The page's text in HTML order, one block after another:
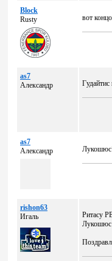
Block
Rusty
вот
as7
Александр
Гудайтис
as7
Александр
rishon63
Игаль
Ритасу
Лукошюс